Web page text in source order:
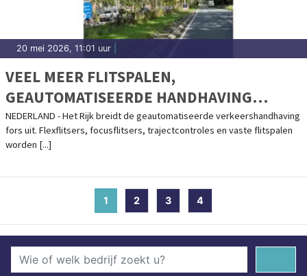
20 mei 2026, 11:01 uur
VEEL MEER FLITSPALEN,
GEAUTOMATISEERDE HANDHAVING
VERDUBBELT
NEDERLAND - Het Rijk breidt de geautomatiseerde verkeershandhaving
fors uit. Flexflitsers, focusflitsers, trajectcontroles en vaste flitspalen
worden [...]
1 (current)
2 3 4